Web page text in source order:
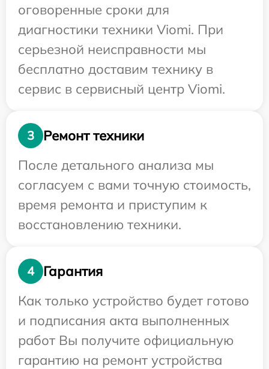
оговоренные сроки для
диагностики техники Viomi. При
серьезной неисправности мы
бесплатно доставим технику в
сервис в сервисный центр Viomi.
3
Ремонт техники
После детального анализа мы
согласуем с вами точную стоимость,
время ремонта и приступим к
восстановлению техники.
4
Гарантия
Как только устройство будет готово
и подписания акта выполненных
работ Вы получите официальную
гарантию на ремонт устройства